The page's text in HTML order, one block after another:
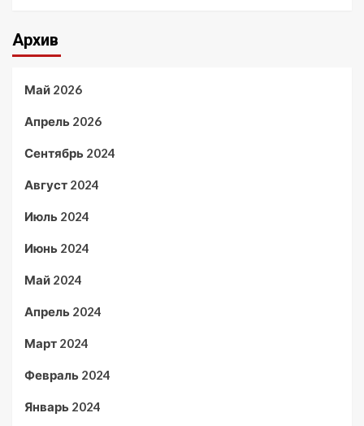
Архив
Май 2026
Апрель 2026
Сентябрь 2024
Август 2024
Июль 2024
Июнь 2024
Май 2024
Апрель 2024
Март 2024
Февраль 2024
Январь 2024